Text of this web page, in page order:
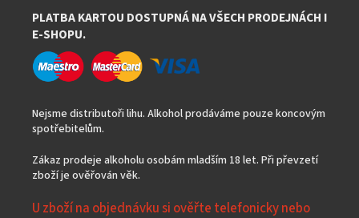
PLATBA KARTOU DOSTUPNÁ NA VŠECH PRODEJNÁCH I
E-SHOPU.
Nejsme distributoři lihu. Alkohol prodáváme pouze koncovým
spotřebitelům.
Zákaz prodeje alkoholu osobám mladším 18 let. Při převzetí
zboží je ověřován věk.
U zboží na objednávku si ověřte telefonicky nebo